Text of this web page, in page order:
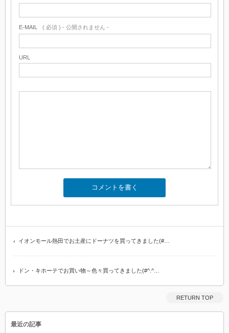
E-MAIL ( 必須 ) - 公開されません -
URL
イオンモール熱田でお土産にドーナツを買ってきました(#…
ドン・キホーテでお買い物～色々買ってきました(#^.^…
RETURN TOP
最近の記事